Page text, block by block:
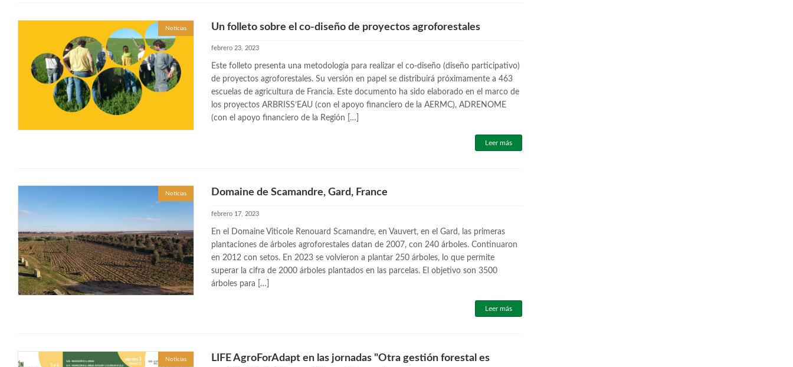
Noticias Un folleto sobre el co-diseño de proyectos agroforestales
febrero 23, 2023
Este folleto presenta una metodología para realizar el co-diseño (diseño participativo)
de proyectos agroforestales. Su versión en papel se distribuirá próximamente a 463
escuelas de agricultura de Francia. Este documento ha sido elaborado en el marco de
los proyectos ARBRISS’EAU (con el apoyo financiero de la AERMC), ADRENOME
(con el apoyo financiero de la Región […]
Leer más
Noticias Domaine de Scamandre, Gard, France
febrero 17, 2023
En el Domaine Viticole Renouard Scamandre, en Vauvert, en el Gard, las primeras
plantaciones de árboles agroforestales datan de 2007, con 240 árboles. Continuaron
en 2012 con setos. En 2023 se volvieron a plantar 250 árboles, lo que permite
superar la cifra de 2000 árboles plantados en las parcelas. El objetivo son 3500
árboles para […]
Leer más
Noticias
LIFE AgroForAdapt en las jornadas "Otra gestión forestal es